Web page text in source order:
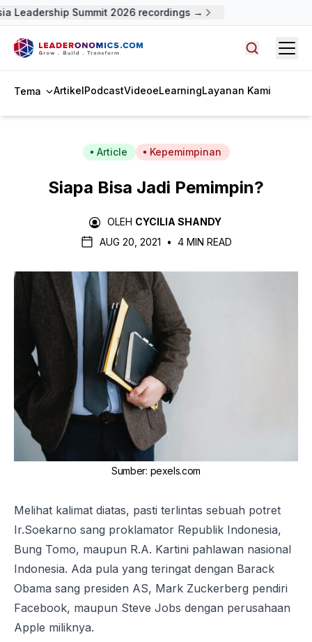
Leadership Summit 2026 recordings →
Tema ArtikelPodcastVideoeLearningLayanan Kami
Article Kepemimpinan
Siapa Bisa Jadi Pemimpin?
OLEH CYCILIA SHANDY
AUG 20, 2021
• 4 MIN READ
Sumber: pexels.com
Melihat kalimat diatas, pasti terlintas sebuah potret
Ir.Soekarno sang proklamator Republik Indonesia,
Bung Tomo, maupun R.A. Kartini pahlawan nasional
Indonesia. Ada pula yang teringat dengan Barack
Obama sang presiden AS, Mark Zuckerberg pendiri
Facebook, maupun Steve Jobs dengan perusahaan
Apple miliknya.